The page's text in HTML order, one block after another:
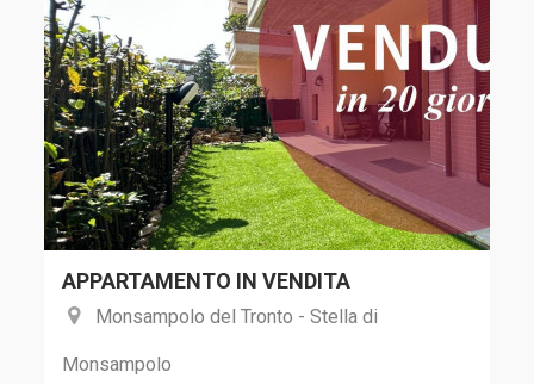
APPARTAMENTO IN VENDITA
Monsampolo del Tronto - Stella di
Monsampolo